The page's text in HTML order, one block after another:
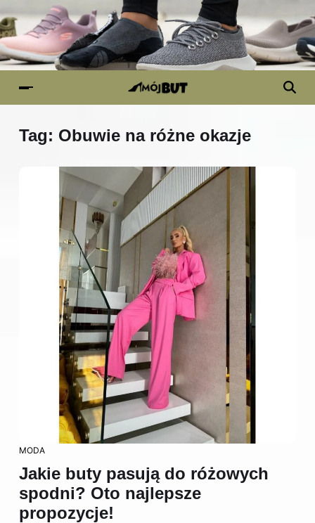
Tag: Obuwie na różne okazje
MODA
Jakie buty pasują do różowych
spodni? Oto najlepsze
propozycje!